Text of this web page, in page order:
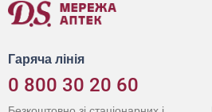
Гаряча лінія
0 800 30 20 60